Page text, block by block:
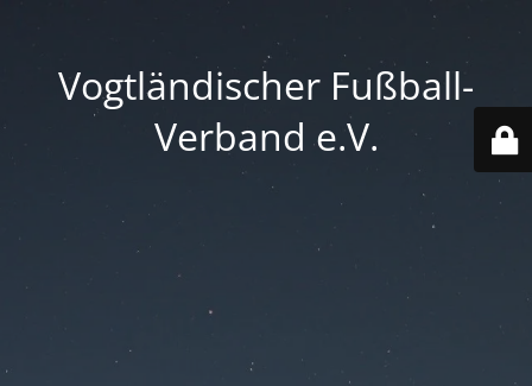
Vogtländischer Fußball-
Verband e.V.